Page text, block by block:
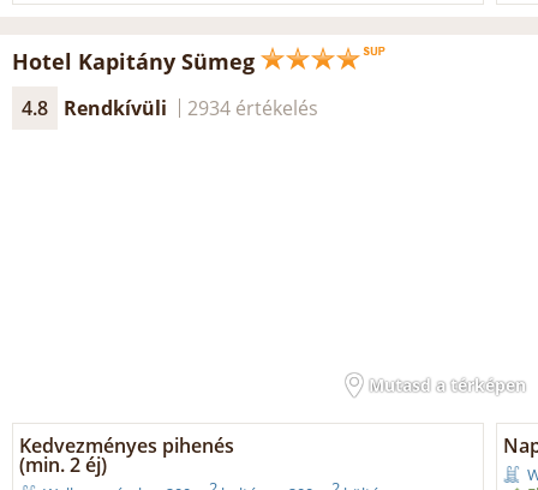
Hotel Kapitány Sümeg
4.8 Rendkívüli 2934 értékelés
Mutasd a térképen
Kedvezményes pihenés
(min. 2 éj)